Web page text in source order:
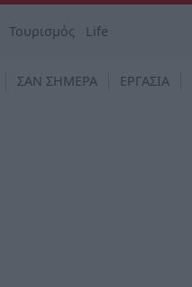
Τουρισμός Life
ΣΑΝ ΣΗΜΕΡΑ ΕΡΓΑΣΙΑ